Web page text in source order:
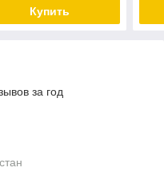
Купить
за год